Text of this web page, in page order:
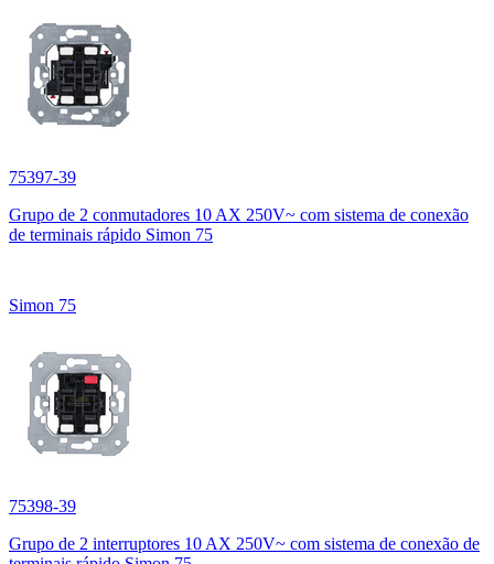
75397-39
Grupo de 2 conmutadores 10 AX 250V~ com sistema de conexão
de terminais rápido Simon 75
Simon 75
75398-39
Grupo de 2 interruptores 10 AX 250V~ com sistema de conexão de